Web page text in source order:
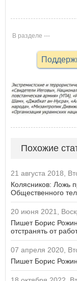
В разделе ---
Похожие
21 августа 2018,
Колясников: Ложь
Общественного
20 июня 2021,
Пишет Борис
отстранять от
07 апреля 2020,
Пишет Борис